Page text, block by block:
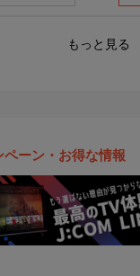
もっと見る
ペーン・お得な情報